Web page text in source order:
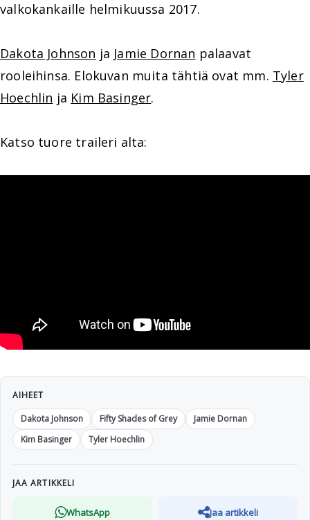
valkokankaille helmikuussa 2017.
Dakota Johnson ja Jamie Dornan palaavat
rooleihinsa. Elokuvan muita tähtiä ovat mm. Tyler
Hoechlin ja Kim Basinger.
Katso tuore traileri alta:
AIHEET
Dakota Johnson
Fifty Shades of Grey
Jamie Dornan
Kim Basinger
Tyler Hoechlin
JAA ARTIKKELI
WhatsApp Jaa artikkeli